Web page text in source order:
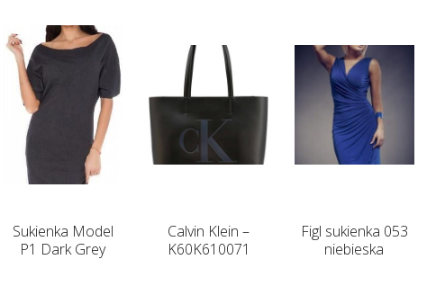
Sukienka Model
P1 Dark Grey
Calvin Klein –
K60K610071
Figl sukienka 053
niebieska